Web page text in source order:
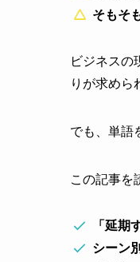
そもそ
ビジネスの
りが求めら
でも、単語
この記事を
「延期
シーン